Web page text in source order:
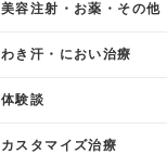
美容注射・お薬・その他
わき汗・におい治療
体験談
カスタマイズ治療